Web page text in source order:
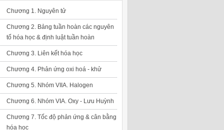
Chương 1. Nguyên tử
Chương 2. Bảng tuần hoàn các nguyên
tố hóa học & định luật tuần hoàn
Chương 3. Liên kết hóa học
Chương 4. Phản ứng oxi hoá - khử
Chương 5. Nhóm VIIA. Halogen
Chương 6. Nhóm VIA. Oxy - Lưu Huỳnh
Chương 7. Tốc độ phản ứng & cân bằng
hóa học